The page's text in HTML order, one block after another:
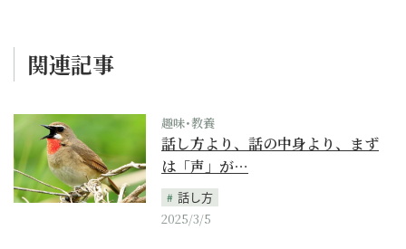
関連記事
趣味･教養
話し方より、話の中身より、まず
は「声」が…
話し方
2025/3/5